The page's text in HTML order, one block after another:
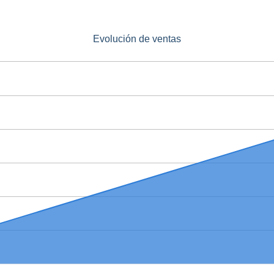
Evolución de ventas